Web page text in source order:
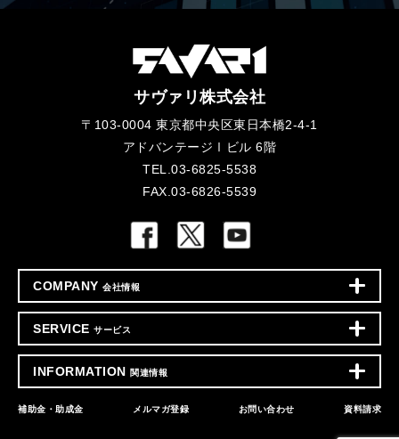
サヴァリ株式会社
〒103-0004 東京都中央区東日本橋2-4-1
アドバンテージⅠビル 6階
TEL.03-6825-5538
FAX.03-6826-5539
COMPANY 会社情報
SERVICE サービス
INFORMATION 関連情報
補助金・助成金 メルマガ登録 お問い合わせ 資料請求